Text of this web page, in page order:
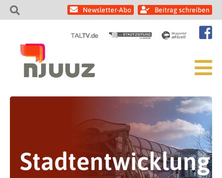
Newsletter-Abo Beitrag schreiben
Stadtentwicklung